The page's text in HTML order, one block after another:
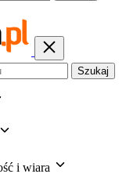
Szukaj
i wiara